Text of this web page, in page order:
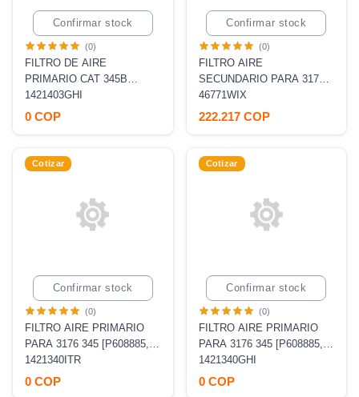
Confirmar stock
(0)
FILTRO DE AIRE
PRIMARIO CAT 345B
MOTOR 3176
1421403GHI
0 COP
Confirmar stock
(0)
FILTRO AIRE
SECUNDARIO PARA 3176
345B 3176C CASE 325 330
[P777869, AF25468,
46771WIX
222.217 COP
Confirmar stock
Cotizar
(0)
FILTRO AIRE PRIMARIO
PARA 3176 345 [P608885,
AF25627, RS4638]
1421340ITR
0 COP
Confirmar stock
Cotizar
(0)
FILTRO AIRE PRIMARIO
PARA 3176 345 [P608885,
AF25627, RS4638]
1421340GHI
0 COP